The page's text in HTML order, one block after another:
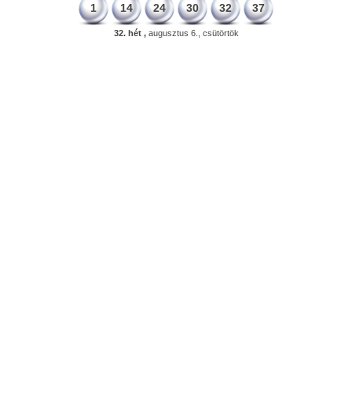
1 14 24 30 32 37
32. hét ,augusztus 6., csütörtök